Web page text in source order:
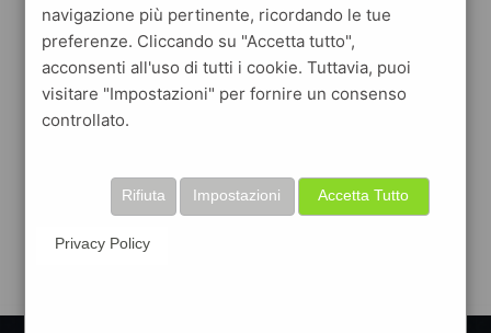
navigazione più pertinente, ricordando le tue
preferenze. Cliccando su "Accetta tutto",
acconsenti all'uso di tutti i cookie. Tuttavia, puoi
visitare "Impostazioni" per fornire un consenso
controllato.
Accetta Tutto
Impostazioni
Rifiuta
Privacy Policy